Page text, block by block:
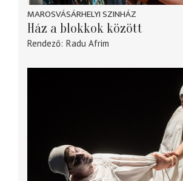
MAROSVÁSÁRHELYI SZINHÁZ
Ház a blokkok között
Rendező Radu Afrim